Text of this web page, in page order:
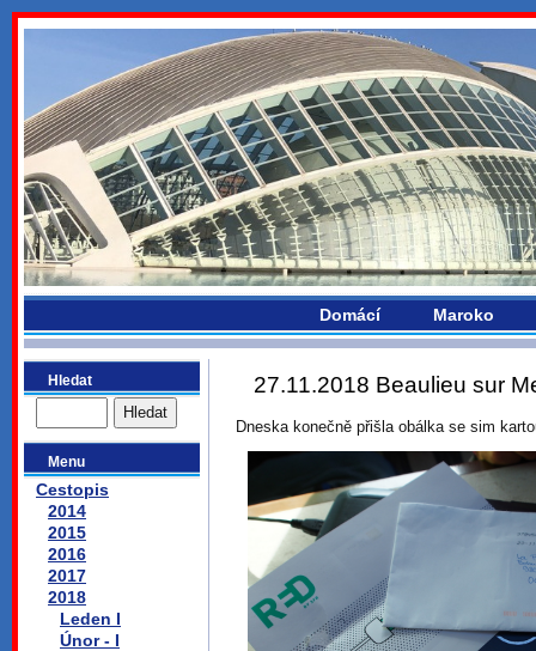
bydlikemevropou.com
Domácí Maroko
Hledat
Menu
Cestopis
2014
2015
2016
2017
2018
Leden I
Únor - I
27.11.2018 Beaulieu sur
Dneska konečně přišla obálka se sim